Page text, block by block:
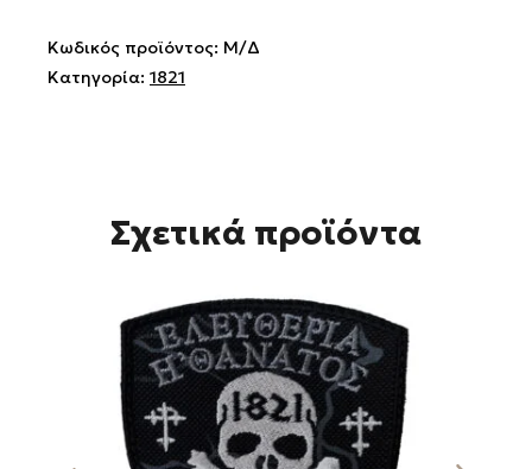
Κωδικός προϊόντος: Μ/Δ
Κατηγορία: 1821
Σχετικά προϊόντα